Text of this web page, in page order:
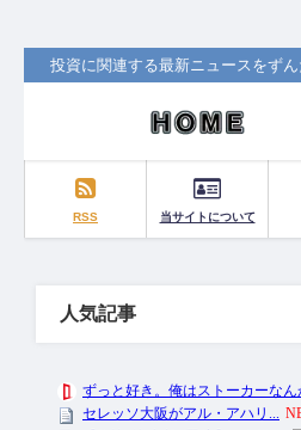
投資に関連する最新ニュースをず
RSS 当サイトについて
人気記事